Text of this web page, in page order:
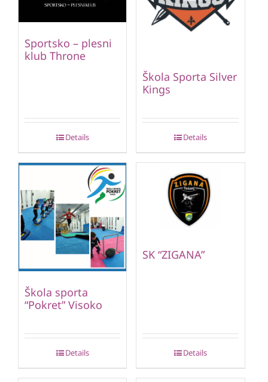
Sportsko – plesni
klub Throne
Details
Škola Sporta Silver
Kings
Details
Škola sporta
“Pokret” Visoko
Details
SK “ZIGANA”
Details